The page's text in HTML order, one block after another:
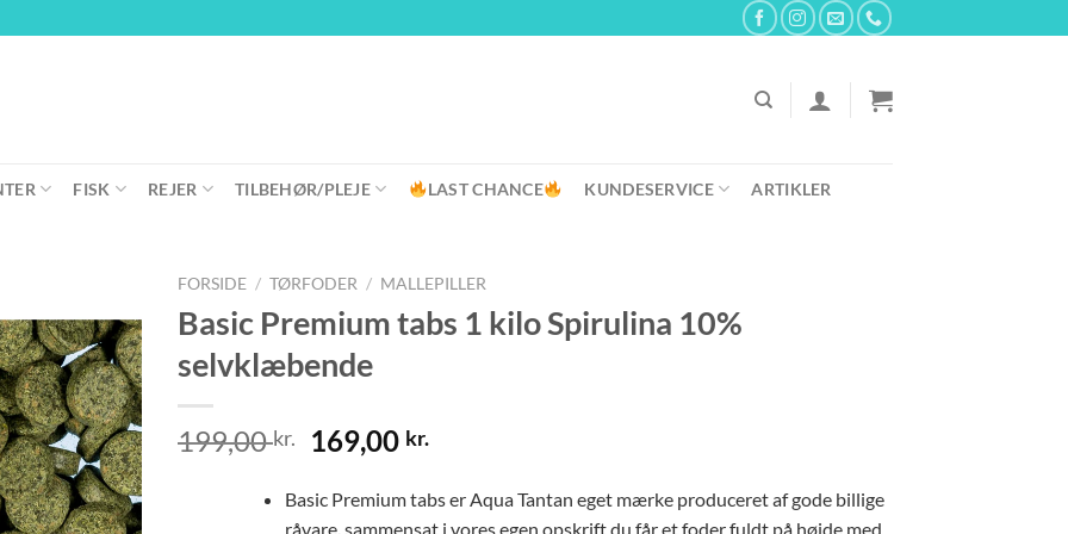
FISK REJER TILBEHØR/PLEJE LAST CHANCE KUNDESERVICE ARTIKLER
FORSIDE / TØRFODER / MALLEPILLER
Basic Premium tabs 1 kilo Spirulina 10%
selvklæbende
199,00kr.
Den
oprindelige
pris
var:
169,00 kr.Den
pris
er:
Basic Premium tabs er Aqua Tantan eget mærke produceret af gode billige
råvare, sammensat i vores egen opskrift du får et foder fuldt på højde med